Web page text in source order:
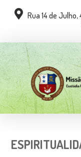
Rua 14 de